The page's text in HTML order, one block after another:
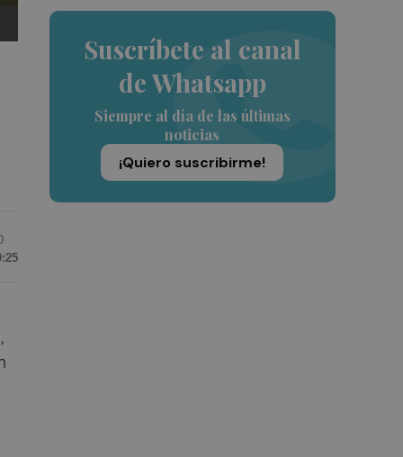
Suscríbete al canal
de Whatsapp
Siempre al día de las últimas
noticias
¡Quiero suscribirme!